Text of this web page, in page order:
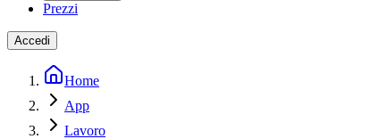
Prezzi
Accedi
Home
App
Lavoro